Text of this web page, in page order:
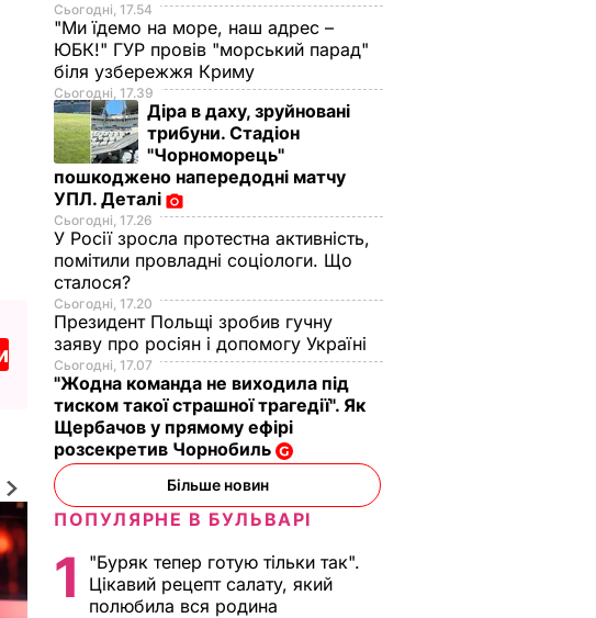
Сьогодні, 17.54
"Ми їдемо на море, наш адрес –
ЮБК!" ГУР провів "морський парад"
біля узбережжя Криму
Сьогодні, 17.39
Діра в даху, зруйновані
трибуни. Стадіон
"Чорноморець"
пошкоджено напередодні матчу
УПЛ. Деталі
Сьогодні, 17.26
У Росії зросла протестна активність,
помітили провладні соціологи. Що
сталося?
Сьогодні, 17.20
Президент Польщі зробив гучну
заяву про росіян і допомогу Україні
Сьогодні, 17.07
"Жодна команда не виходила під
тиском такої страшної трагедії". Як
Щербачов у прямому ефірі
розсекретив Чорнобиль
Більше новин
ПОПУЛЯРНЕ В БУЛЬВАРІ
1
"Буряк тепер готую тільки так".
Цікавий рецепт салату, який
полюбила вся родина